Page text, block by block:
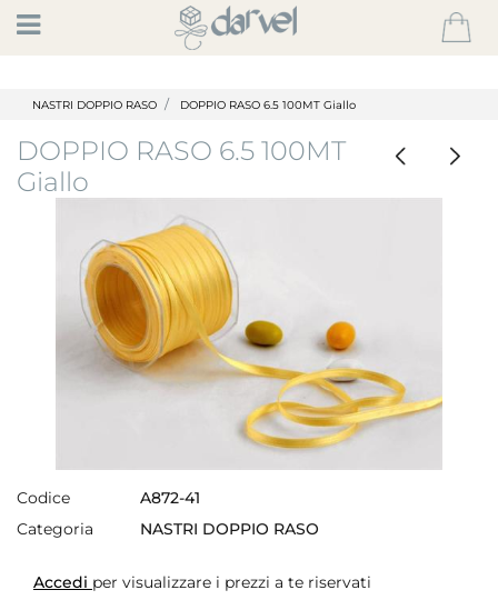
Open
NASTRI DOPPIO RASO DOPPIO RASO 6.5 100MT Giallo
DOPPIO RASO 6.5 100MT
Giallo
Codice
A872-41
Categoria
NASTRI DOPPIO RASO
Accedi per visualizzare i prezzi a te riservati